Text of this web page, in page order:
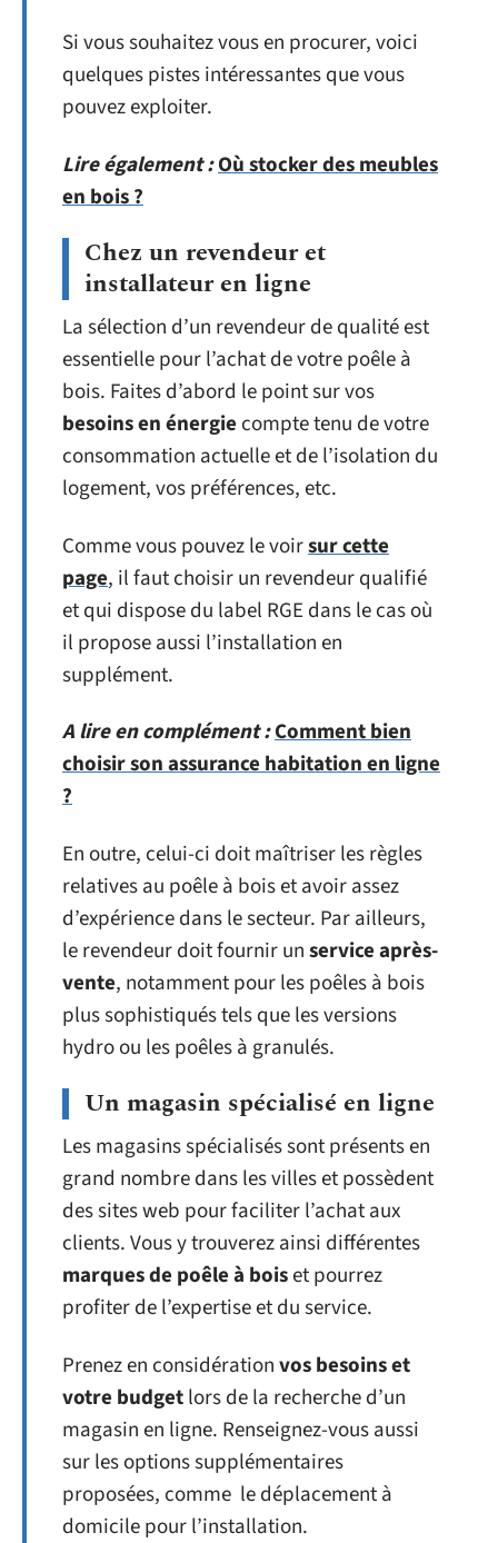
Si vous souhaitez vous en procurer, voici
quelques pistes intéressantes que vous
pouvez exploiter.
Lire également :Où stocker des meubles
en bois ?
Chez un revendeur et
installateur en ligne
La sélection d’un revendeur de qualité est
essentielle pour l’achat de votre poêle à
bois. Faites d’abord le point sur vos
besoins en énergie compte tenu de votre
consommation actuelle et de l’isolation du
logement, vos préférences, etc.
Comme vous pouvez le voirsur cette
page, il faut choisir un revendeur qualifié
et qui dispose du label RGE dans le cas où
il propose aussi l’installation en
supplément.
A lire en complément :Comment bien
choisir son assurance habitation en ligne
?
En outre, celui-ci doit maîtriser les règles
relatives au poêle à bois et avoir assez
d’expérience dans le secteur. Par ailleurs,
le revendeur doit fournir unservice après-
vente, notamment pour les poêles à bois
plus sophistiqués tels que les versions
hydro ou les poêles à granulés.
Un magasin spécialisé en ligne
Les magasins spécialisés sont présents en
grand nombre dans les villes et possèdent
des sites web pour faciliter l’achat aux
clients. Vous y trouverez ainsi différentes
marques de poêle à boiset pourrez
profiter de l’expertise et du service.
Prenez en considérationvos besoins et
votre budgetlors de la recherche d’un
magasin en ligne. Renseignez-vous aussi
sur les options supplémentaires
proposées, comme le déplacement à
domicile pour l’installation.